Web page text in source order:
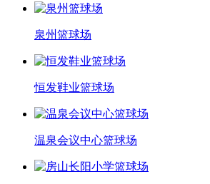
泉州篮球场
恒发鞋业篮球场
温泉会议中心篮球场